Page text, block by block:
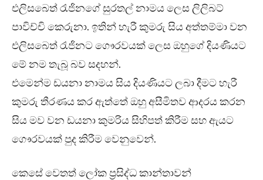
එලිසබෙත් රැජිනගේ සුරතල් නාමය ලෙස ලිලිබට්
පාවිච්චි කෙරුනා. ඉතින් හැරී කුමරු සිය අත්තම්මා වන
එලිසබෙත් රැජිනට ගෞරවයක් ලෙස ඔහුගේ දියණියට
මේ නම තැබූ බව සදහන්.
එමෙන්ම ඩයනා නාමය සිය දියණියට ලබා දීමට හැරී
කුමරු තීරණය කර ඇත්තේ ඔහු අසීමිතව ආදරය කරන
සිය මව වන ඩයනා කුමරිය සිහිපත් කිරීම සහ ඇයට
ගෞරවයක් පුද කිරීම වෙනුවෙන්.
කෙසේ වෙතත් ලෝක ප්‍රසිද්ධ කාන්තාවන්